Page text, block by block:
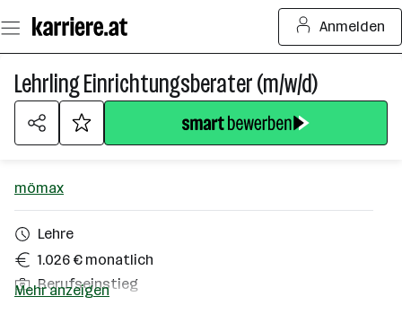
Seiteninhalt
springen
Anmelden
Lehrling Einrichtungsberater (m/w/d)
mömax
Lehre
1.026 € monatlich
Berufseinstieg
Mehr anzeigen